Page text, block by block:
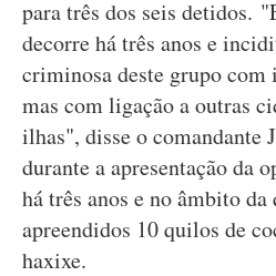
para três dos seis detidos.
decorre há três anos e
criminosa deste grupo
mas com ligação a outras
ilhas", disse o comandante
durante a apresentação da
há três anos e no âmbito
apreendidos 10 quilos de
haxixe.